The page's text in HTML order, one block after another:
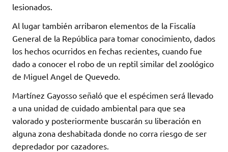
lesionados.
Al lugar también arribaron elementos de la Fiscalía
General de la República para tomar conocimiento, dados
los hechos ocurridos en fechas recientes, cuando fue
dado a conocer el robo de un reptil similar del zoológico
de Miguel Angel de Quevedo.
Martínez Gayosso señaló que el espécimen será llevado
a una unidad de cuidado ambiental para que sea
valorado y posteriormente buscarán su liberación en
alguna zona deshabitada donde no corra riesgo de ser
depredador por cazadores.